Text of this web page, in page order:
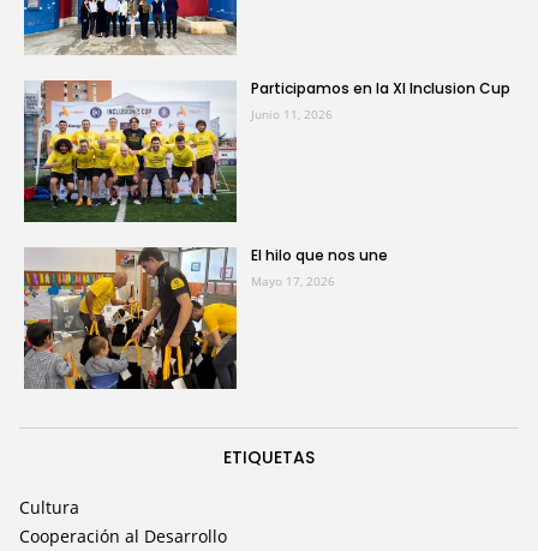
Participamos en la XI Inclusion Cup
Junio 11, 2026
El hilo que nos une
Mayo 17, 2026
ETIQUETAS
Cultura
Cooperación al Desarrollo